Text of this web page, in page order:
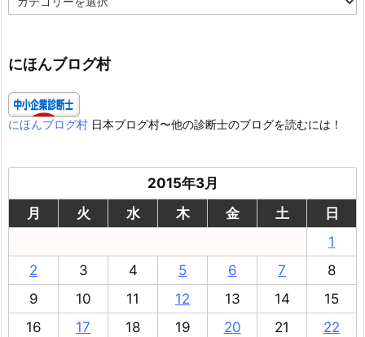
テ
ー
にほんブログ村
にほんブログ村 日本ブログ村〜他の診断士のブログを読むには！
2015年3月
月
火 水 木 金 土
日
1
2
3 4 5 6 7
8
9
10 11 12 13 14
15
16
17 18 19 20 21
22